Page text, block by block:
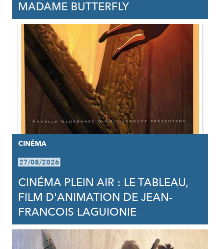
MADAME BUTTERFLY
CINÉMA
27/08/2026
CINÉMA PLEIN AIR : LE TABLEAU,
FILM D'ANIMATION DE JEAN-
FRANCOIS LAGUIONIE